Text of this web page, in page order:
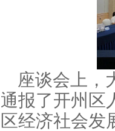
座谈会上，
通报了开州区
区经济社会发